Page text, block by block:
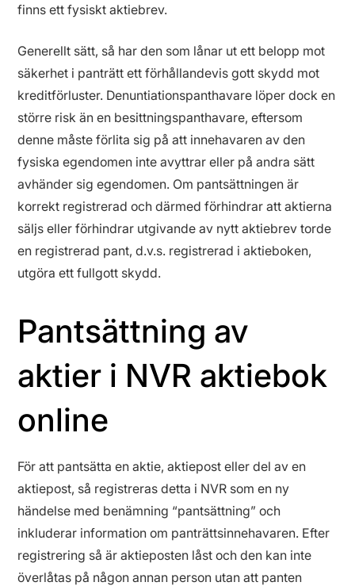
finns ett fysiskt aktiebrev.
Generellt sätt, så har den som lånar ut ett belopp mot
säkerhet i panträtt ett förhållandevis gott skydd mot
kreditförluster. Denuntiationspanthavare löper dock en
större risk än en besittningspanthavare, eftersom
denne måste förlita sig på att innehavaren av den
fysiska egendomen inte avyttrar eller på andra sätt
avhänder sig egendomen. Om pantsättningen är
korrekt registrerad och därmed förhindrar att aktierna
säljs eller förhindrar utgivande av nytt aktiebrev torde
en registrerad pant, d.v.s. registrerad i aktieboken,
utgöra ett fullgott skydd.
Pantsättning av
aktier i NVR aktiebok
online
För att pantsätta en aktie, aktiepost eller del av en
aktiepost, så registreras detta i NVR som en ny
händelse med benämning “pantsättning” och
inkluderar information om panträttsinnehavaren. Efter
registrering så är aktieposten låst och den kan inte
överlåtas på någon annan person utan att panten